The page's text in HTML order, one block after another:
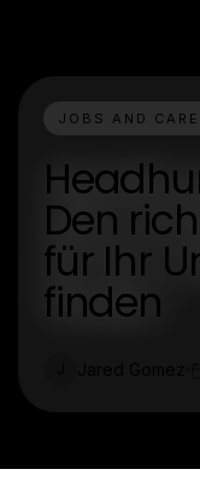
JOBS AND
Den
für Ihr
finden